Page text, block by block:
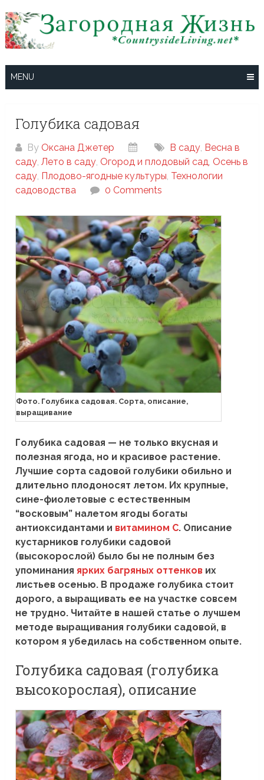
to
content
MENU
Голубика садовая
By Оксана Джетер В саду, Весна в
саду,Лето в саду, Огород и плодовый сад, Осень в
саду, Плодово-ягодные культуры, Технологии
садоводства
0 Comments
Фото. Голубика садовая. Сорта, описание,
выращивание
Голубика садовая — не только вкусная и
полезная ягода, но и красивое растение.
Лучшие сорта садовой голубики обильно и
длительно плодоносят летом. Их крупные,
сине-фиолетовые с естественным
“восковым” налетом ягоды богаты
антиоксидантами и витамином С. Описание
кустарников голубики садовой
(высокорослой) было бы не полным без
упоминания ярких багряных оттенков их
листьев осенью. В продаже голубика стоит
дорого, а выращивать ее на участке совсем
не трудно. Читайте в нашей статье о лучшем
методе выращивания голубики садовой, в
котором я убедилась на собственном опыте.
Голубика садовая (голубика
высокорослая), описание